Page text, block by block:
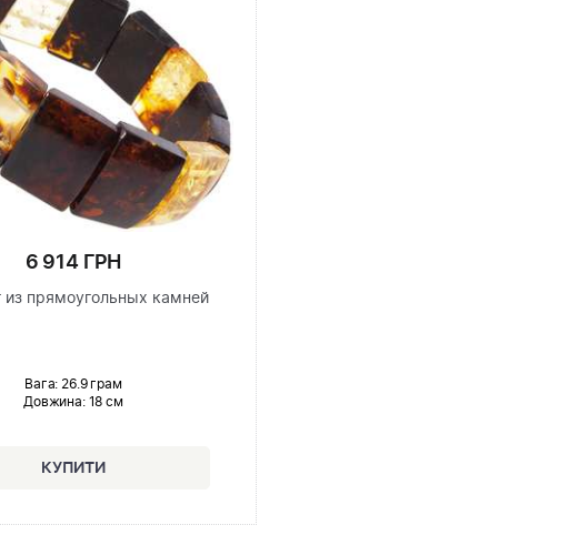
6 914 ГРН
из прямоугольных камней
Вага: 26.9 грам
Довжина:18 см